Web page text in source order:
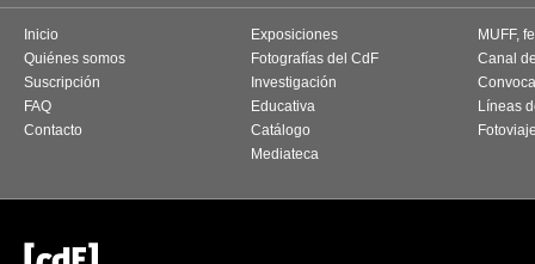
Inicio
Quiénes somos
Suscripción
FAQ
Contacto
Exposiciones
Fotografías del CdF
Investigación
Educativa
Catálogo
Mediateca
MUFF,
Canal
Líneas